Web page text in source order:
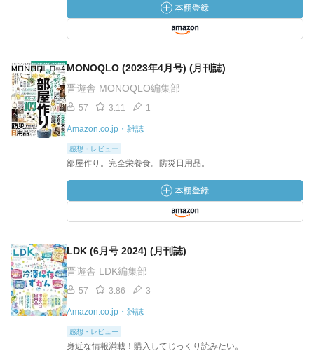
MONOQLO (2023年4月号) (月刊誌)
晋遊舎 MONOQLO編集部
57 3.11 1
Amazon.co.jp・雑誌
感想・レビュー
部屋作り。完全栄養食。防災日用品。
LDK (6月号 2024) (月刊誌)
晋遊舎 LDK編集部
57 3.86 3
Amazon.co.jp・雑誌
感想・レビュー
身近な情報満載！購入してじっくり読みたい。